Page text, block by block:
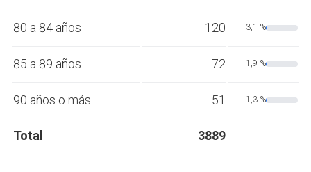
80 a 84 años 120 3,1 %
85 a 89 años 72 1,9 %
90 años o más 51 1,3 %
Total 3889